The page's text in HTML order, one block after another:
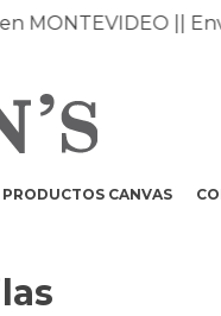
|| Envíos
PRODUCTOS CANVAS